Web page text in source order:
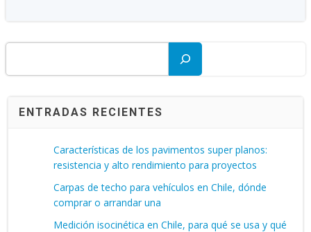
ENTRADAS RECIENTES
Características de los pavimentos super planos:
resistencia y alto rendimiento para proyectos
Carpas de techo para vehículos en Chile, dónde
comprar o arrandar una
Medición isocinética en Chile, para qué se usa y qué